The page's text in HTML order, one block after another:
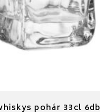
pohár 33cl 6db